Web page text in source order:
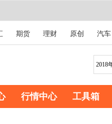
期货 理财 原创 汽车
行情中心 工具箱